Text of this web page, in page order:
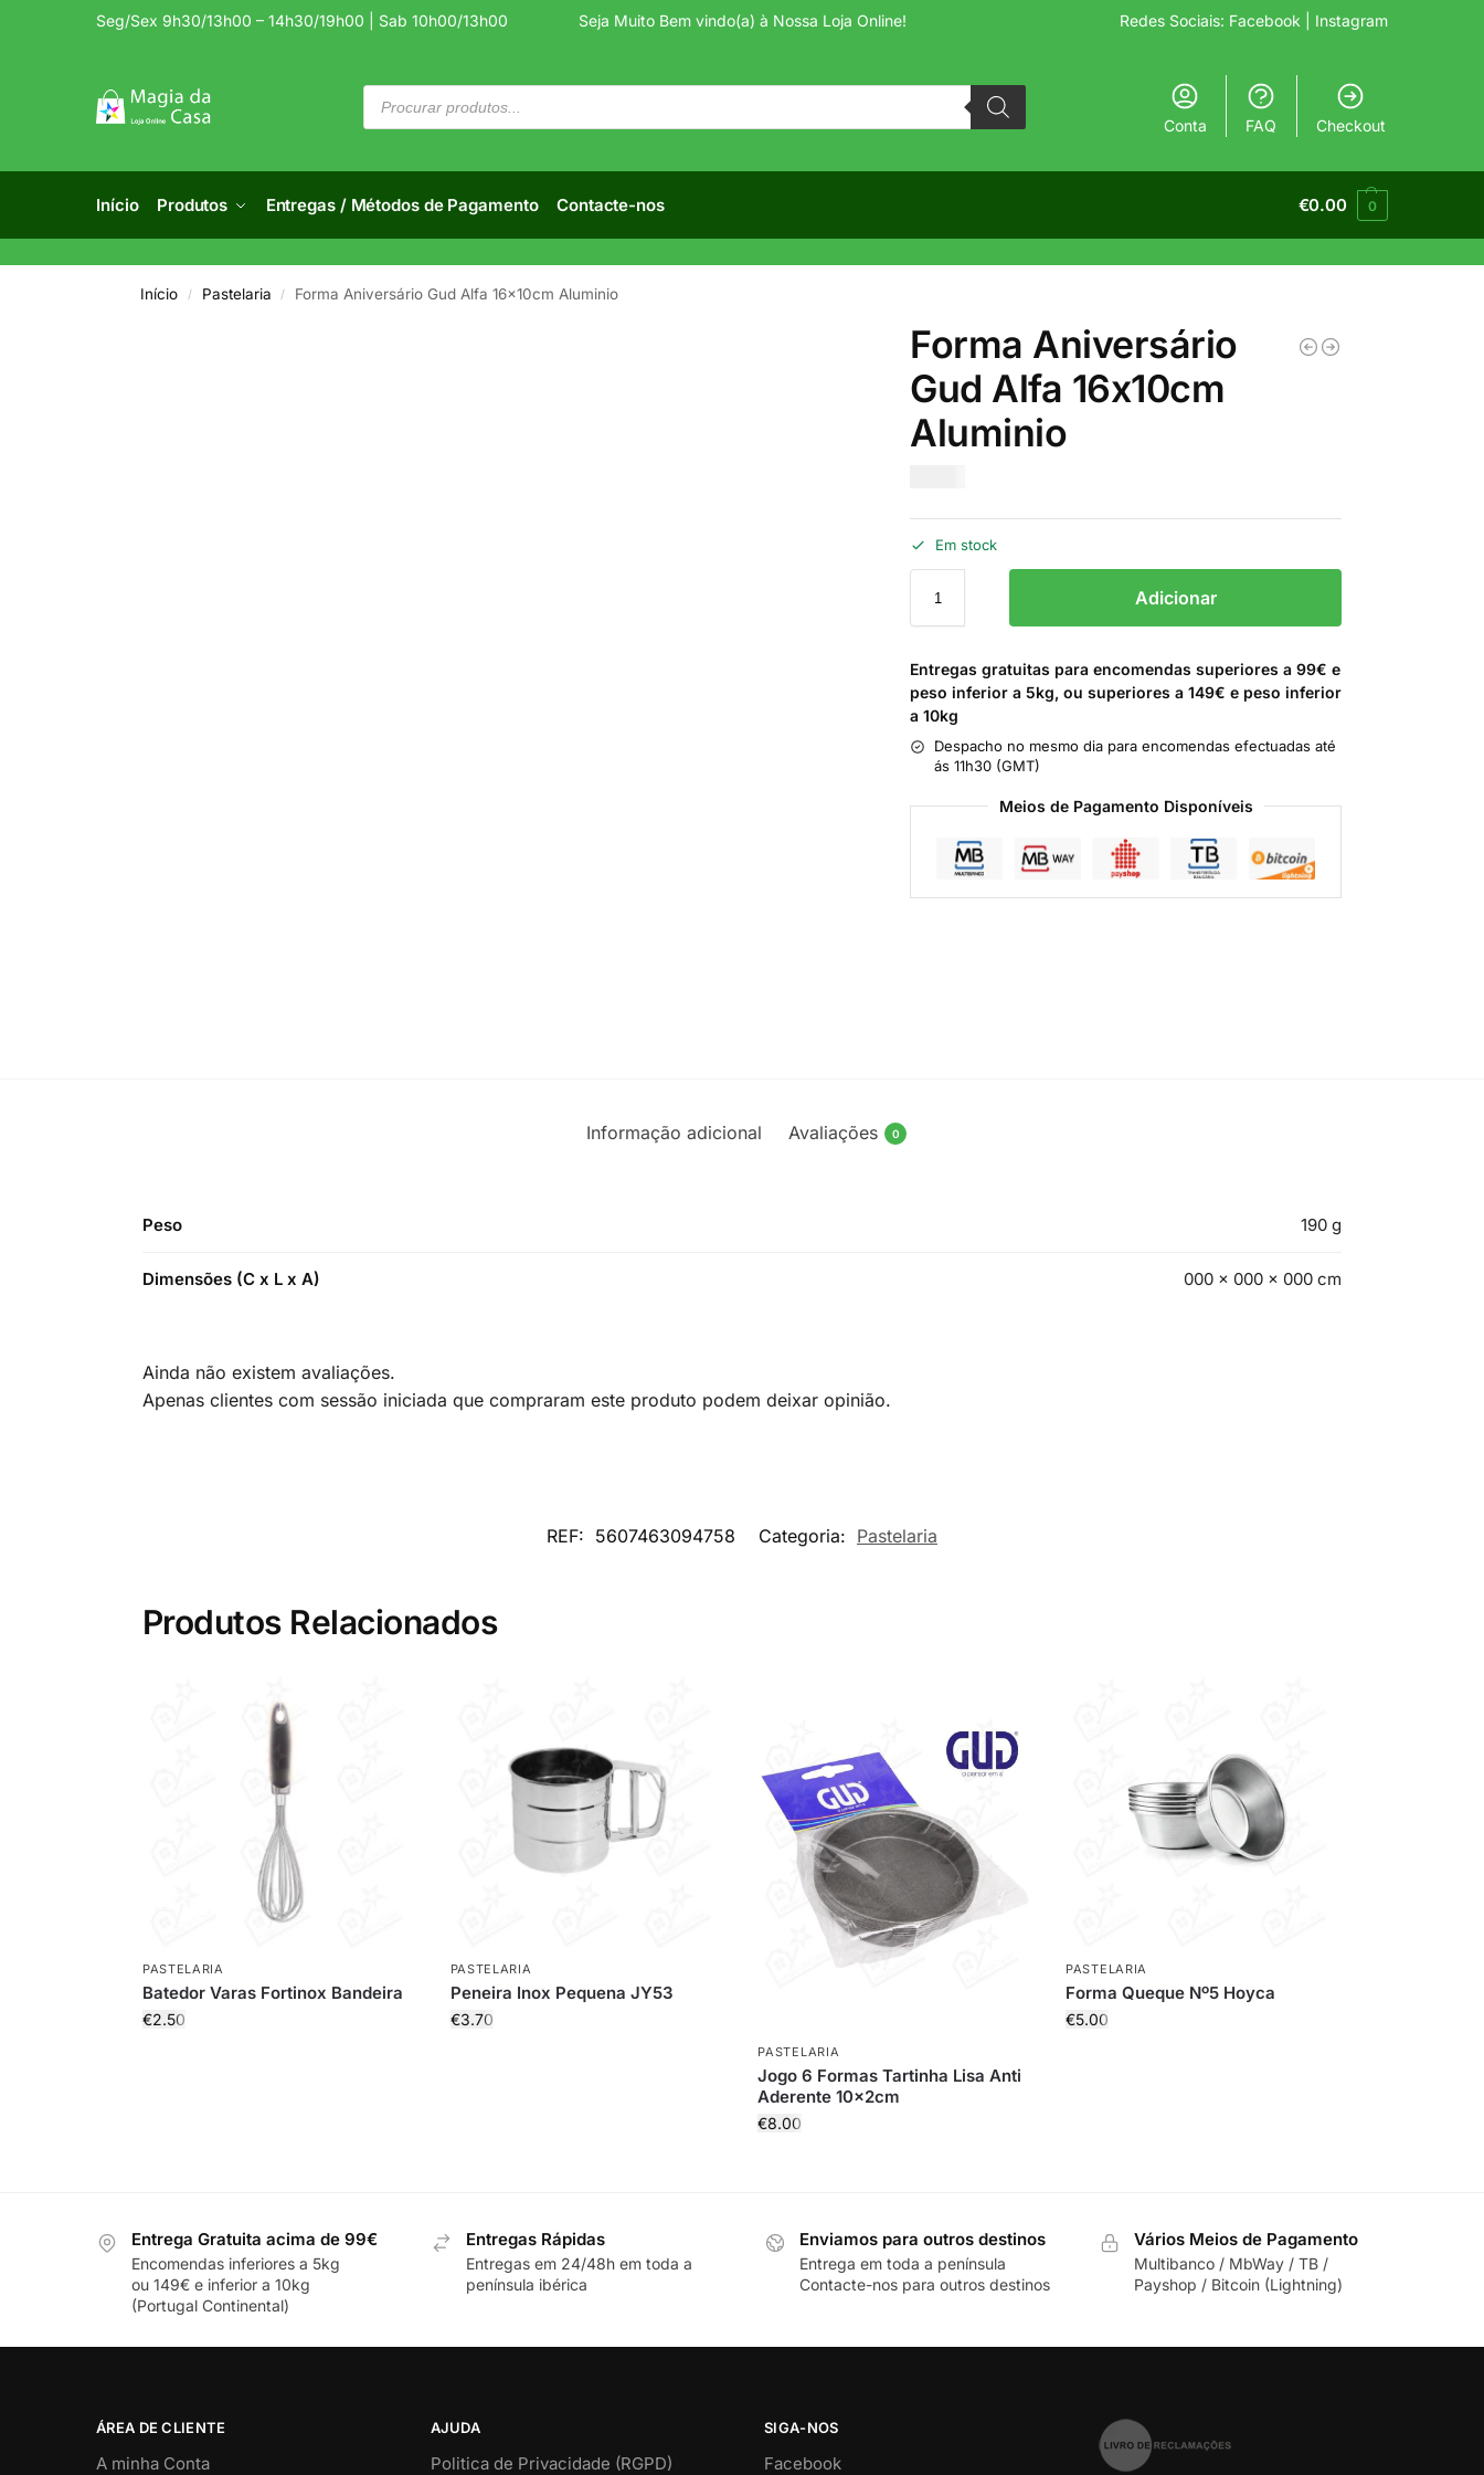
Seg/Sex 9h30/13h00 – 14h30/19h00 | Sab 10h00/13h00 Seja Muito Bem vindo(a) à Nossa Loja Online! Redes Sociais: Facebook | Instagram
Conta FAQ Checkout
Início Produtos Entregas / Métodos de Pagamento Contacte-nos €0.00 0
Início / Pastelaria / Forma Aniversário Gud Alfa 16x10cm Aluminio
Forma Aniversário
Gud Alfa 16x10cm
Aluminio
Em stock
Adicionar
Entregas gratuitas para encomendas superiores a 99€ e
peso inferior a 5kg, ou superiores a 149€ e peso inferior
a 10kg
Despacho no mesmo dia para encomendas efectuadas até
ás 11h30 (GMT)
Meios de Pagamento Disponíveis
Informação adicional Avaliações 0
Peso 190 g
Dimensões (C x L x A) 000 × 000 × 000 cm
Ainda não existem avaliações.
Apenas clientes com sessão iniciada que compraram este produto podem deixar opinião.
REF: 5607463094758 Categoria: Pastelaria
Produtos Relacionados
PASTELARIA
Batedor Varas Fortinox Bandeira
€2.50
PASTELARIA
Peneira Inox Pequena JY53
€3.70
PASTELARIA
Jogo 6 Formas Tartinha Lisa Anti
Aderente 10x2cm
€8.00
PASTELARIA
Forma Queque Nº5 Hoyca
€5.00
Entrega Gratuita acima de 99€
Encomendas inferiores a 5kg
ou 149€ e inferior a 10kg
(Portugal Continental)
Entregas Rápidas
Entregas em 24/48h em toda a
península ibérica
Enviamos para outros destinos
Entrega em toda a península
Contacte-nos para outros destinos
Vários Meios de Pagamento
Multibanco / MbWay / TB /
Payshop / Bitcoin (Lightning)
ÁREA DE CLIENTE
A minha Conta
AJUDA
Politica de Privacidade (RGPD)
SIGA-NOS
Facebook